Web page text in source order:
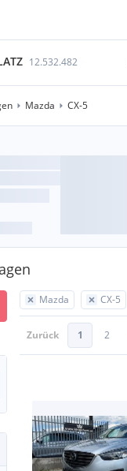
12.532.482
Mazda CX-5
Mazda CX-5
Zurück 1 2